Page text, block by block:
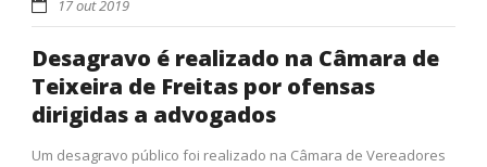
17 out 2019
Desagravo é realizado na Câmara de
Teixeira de Freitas por ofensas
dirigidas a advogados
Um desagravo público foi realizado na Câmara de Vereadores